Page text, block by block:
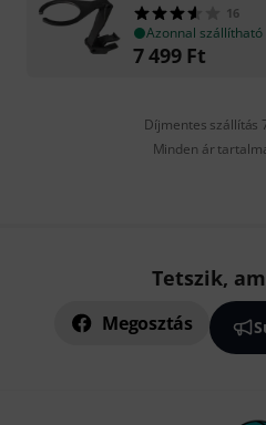
16
Azonnal szállítható
7 499 Ft
Díjmentes szállítás
Minden ár
Tetszik,
Megosztás